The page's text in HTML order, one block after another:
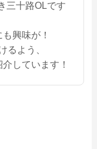
三十路OLです
興味が！
るよう、
しています！